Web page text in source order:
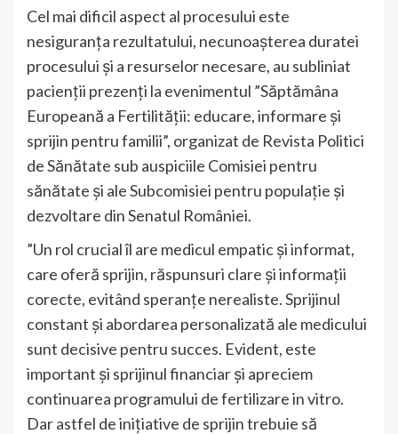
Cel mai dificil aspect al procesului este
nesiguranța rezultatului, necunoașterea duratei
procesului și a resurselor necesare, au subliniat
pacienții prezenți la evenimentul ”Săptămâna
Europeană a Fertilității: educare, informare și
sprijin pentru familii”, organizat de Revista Politici
de Sănătate sub auspiciile Comisiei pentru
sănătate și ale Subcomisiei pentru populație și
dezvoltare din Senatul României.
”Un rol crucial îl are medicul empatic și informat,
care oferă sprijin, răspunsuri clare și informații
corecte, evitând speranțe nerealiste. Sprijinul
constant și abordarea personalizată ale medicului
sunt decisive pentru succes. Evident, este
important și sprijinul financiar și apreciem
continuarea programului de fertilizare in vitro.
Dar astfel de inițiative de sprijin trebuie să